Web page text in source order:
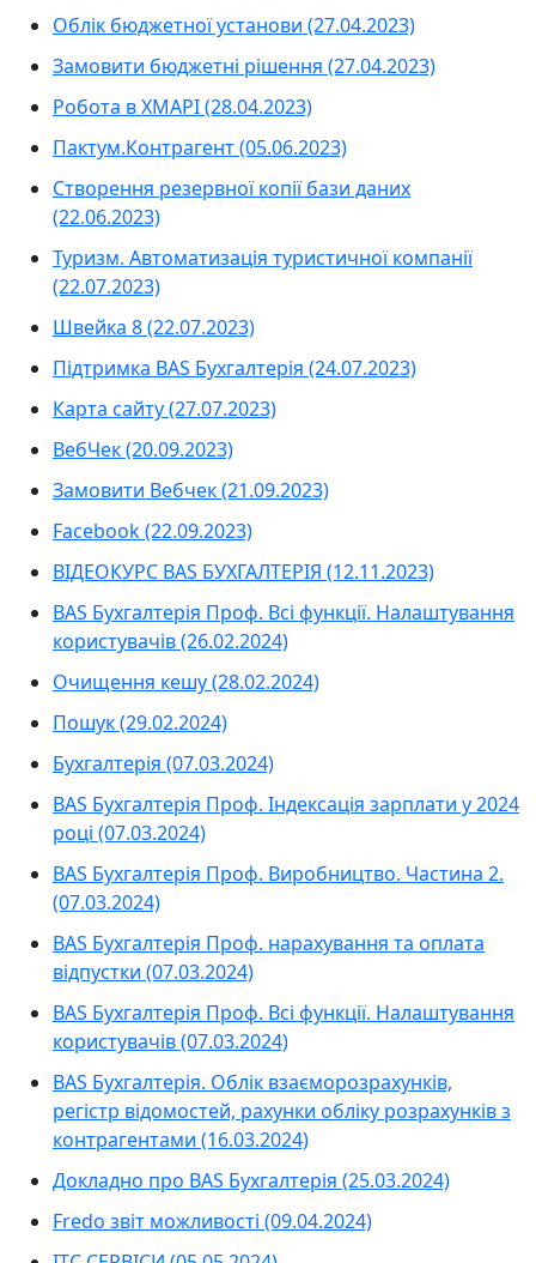
Облік бюджетної установи (27.04.2023)
Замовити бюджетні рішення (27.04.2023)
Робота в ХМАРІ (28.04.2023)
Пактум.Контрагент (05.06.2023)
Створення резервної копії бази даних
(22.06.2023)
Туризм. Автоматизація туристичної компанії
(22.07.2023)
Швейка 8 (22.07.2023)
Підтримка BAS Бухгалтерія (24.07.2023)
Карта сайту (27.07.2023)
ВебЧек (20.09.2023)
Замовити Вебчек (21.09.2023)
Facebook (22.09.2023)
ВІДЕОКУРС BAS БУХГАЛТЕРІЯ (12.11.2023)
BAS Бухгалтерія Проф. Всі функції. Налаштування
користувачів (26.02.2024)
Очищення кешу (28.02.2024)
Пошук (29.02.2024)
Бухгалтерія (07.03.2024)
BAS Бухгалтерія Проф. Індексація зарплати у 2024
році (07.03.2024)
BAS Бухгалтерія Проф. Виробництво. Частина 2.
(07.03.2024)
BAS Бухгалтерія Проф. нарахування та оплата
відпустки (07.03.2024)
BAS Бухгалтерія Проф. Всі функції. Налаштування
користувачів (07.03.2024)
BAS Бухгалтерiя. Облік взаєморозрахунків,
регістр відомостей, рахунки обліку розрахунків з
контрагентами (16.03.2024)
Докладно про BAS Бухгалтерія (25.03.2024)
Fredo звіт можливості (09.04.2024)